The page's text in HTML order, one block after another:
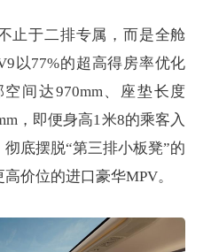
止于二排专属，而是全舱
以77%的超高得房率优化
间达970mm、座垫长度
，即便身高1米8的乘客入
底摆脱“第三排小板凳”的
价位的进口豪华MPV。